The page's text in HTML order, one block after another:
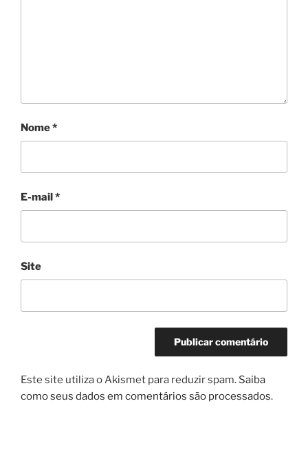
Nome*
E-mail*
Site
Este site utiliza o Akismet para reduzir spam. Saiba
como seus dados em comentários são processados.